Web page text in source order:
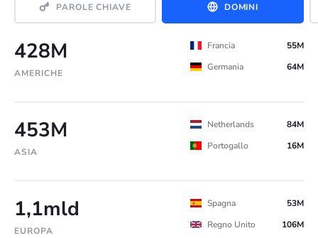
PAROLE CHIAVE DOMINI
428M
AMERICHE
Francia
55M
Germania
64M
453M
ASIA
Netherlands
84M
Portogallo
16M
1,1mld
EUROPA
Spagna
53M
Regno Unito
106M